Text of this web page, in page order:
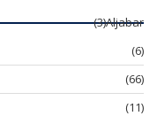
Aljabar
(3)
(6)
(66)
(11)